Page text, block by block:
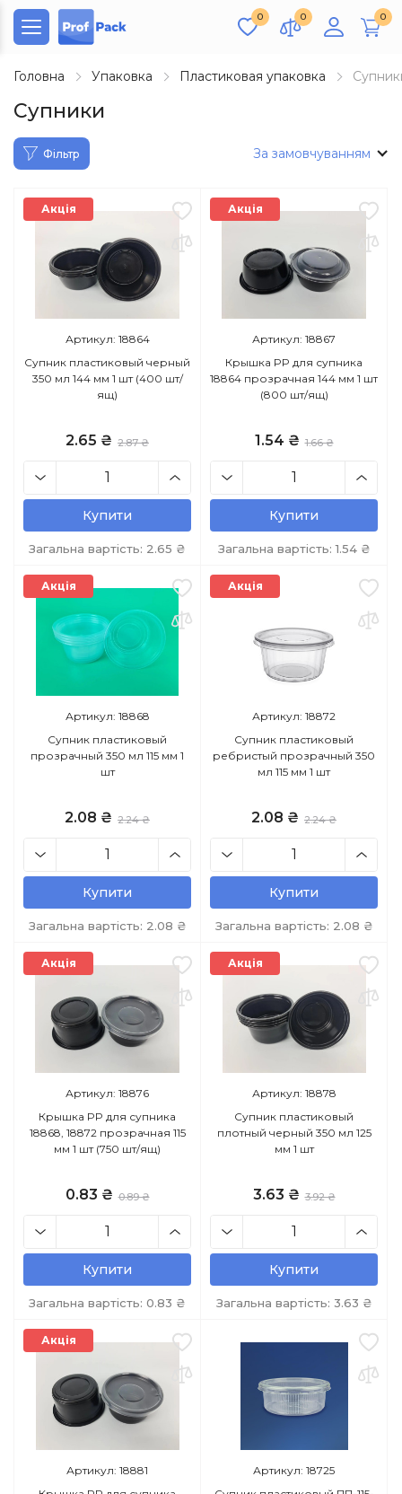
0 0 0
Головна Упаковка Пластиковая упаковка
Супники
Фільтр За замовчуванням
Акція
Артикул: 18864
Супник пластиковый черный
350 мл 144 мм 1 шт (400 шт/
ящ)
2.65 ₴ 2.87 ₴
Купити
Загальна вартість: 2.65 ₴
Акція
Артикул: 18867
Крышка PP для супника
18864 прозрачная 144 мм 1 шт
(800 шт/ящ)
1.54 ₴ 1.66 ₴
Купити
Загальна вартість:1.54₴
Акція
Артикул: 18868
Супник пластиковый
прозрачный 350 мл 115 мм 1
шт
2.08 ₴ 2.24 ₴
Купити
Загальна вартість: 2.08 ₴
Акція
Артикул: 18872
Супник пластиковый
ребристый прозрачный 350
мл 115 мм 1 шт
2.08 ₴ 2.24 ₴
Купити
Загальна вартість: 2.08 ₴
Акція
Артикул: 18876
Крышка PP для супника
18868, 18872 прозрачная 115
мм 1 шт (750 шт/ящ)
0.83 ₴ 0.89 ₴
Купити
Загальна вартість: 0.83 ₴
Акція
Артикул: 18878
Супник пластиковый
плотный черный 350 мл 125
мм 1 шт
3.63 ₴ 3.92 ₴
Купити
Загальна вартість: 3.63 ₴
Акція
Артикул: 18881
Артикул: 18725